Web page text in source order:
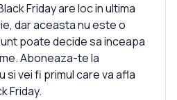
Friday are loc in ultima
dar aceasta nu este o
poate decide sa inceapa
Aboneaza-te la
vei fi primul care va afla
Friday.